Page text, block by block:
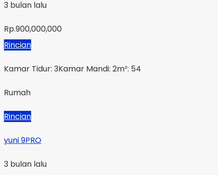
3 bulan lalu
Rp.900,000,000
Rincian
Kamar Tidur: 3Kamar Mandi: 2m²: 54
Rumah
Rincian
yuni 9PRO
3 bulan lalu